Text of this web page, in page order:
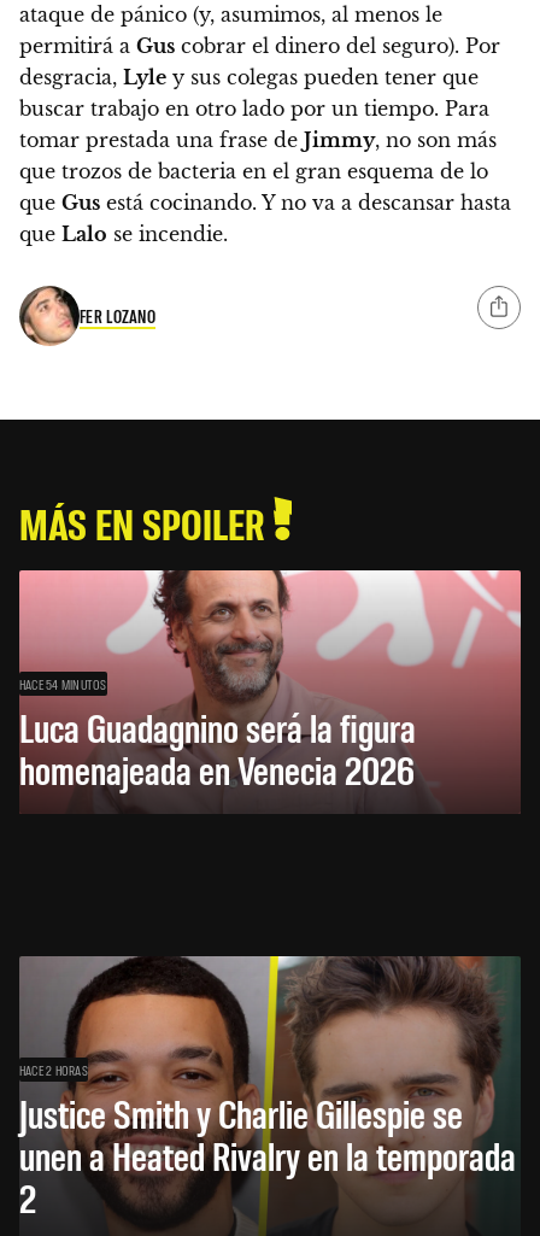
ataque de pánico (y, asumimos, al menos le
permitirá a Gus cobrar el dinero del seguro). Por
desgracia, Lyle y sus colegas pueden tener que
buscar trabajo en otro lado por un tiempo. Para
tomar prestada una frase de Jimmy, no son más
que trozos de bacteria en el gran esquema de lo
que Gus está cocinando. Y no va a descansar hasta
que Lalo se incendie.
FER LOZANO
MÁS EN SPOILER
HACE 54 MINUTOS
Luca Guadagnino será la figura
homenajeada en Venecia 2026
HACE 2 HORAS
Justice Smith y Charlie Gillespie se
unen a Heated Rivalry en la temporada
2